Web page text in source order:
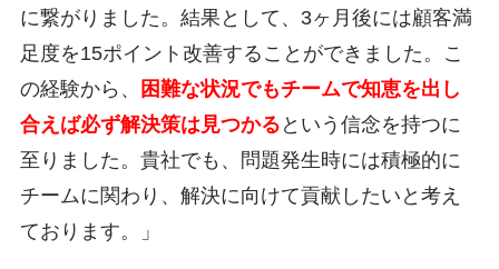
に繋がりました。結果として、3ヶ月後には顧客満
足度を15ポイント改善することができました。こ
の経験から、
困難な状況でもチームで知恵を出し
合えば必ず解決策は見つかる という信念を持つに
至りました。貴社でも、問題発生時には積極的に
チームに関わり、解決に向けて貢献したいと考え
ております。」